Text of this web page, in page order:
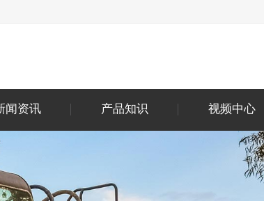
闻资讯 产品知识 视频中心